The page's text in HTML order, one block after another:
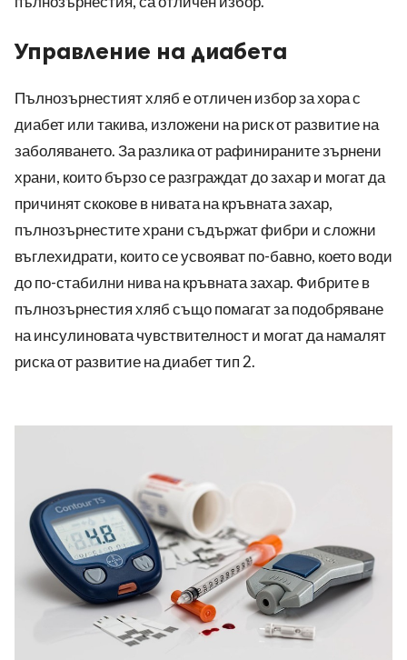
Управление на диабета
Пълнозърнестият хляб е отличен избор за хора с
диабет или такива, изложени на риск от развитие на
заболяването. За разлика от рафинираните зърнени
храни, които бързо се разграждат до захар и могат да
причинят скокове в нивата на кръвната захар,
пълнозърнестите храни съдържат фибри и сложни
въглехидрати, които се усвояват по-бавно, което води
до по-стабилни нива на кръвната захар. Фибрите в
пълнозърнестия хляб също помагат за подобряване
на инсулиновата чувствителност и могат да намалят
риска от развитие на диабет тип 2.